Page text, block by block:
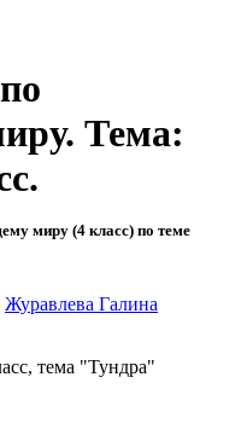
Тема:
миру (4 класс) по теме
Журавлева Галина
тема "Тундра"